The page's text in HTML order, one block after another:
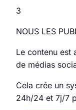
3
NOUS LES
Le contenu est
de médias
Cela crée un
24h/24 et 7j/7